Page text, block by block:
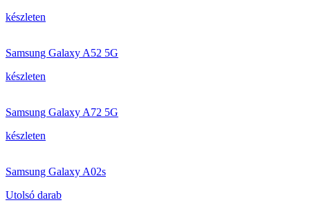
készleten
Samsung Galaxy A52 5G
készleten
Samsung Galaxy A72 5G
készleten
Samsung Galaxy A02s
Utolsó darab